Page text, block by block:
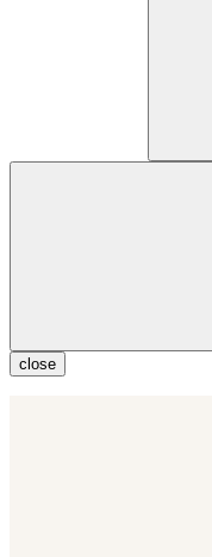
close